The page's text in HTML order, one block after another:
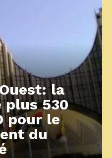
la
plus 530
pour le
du